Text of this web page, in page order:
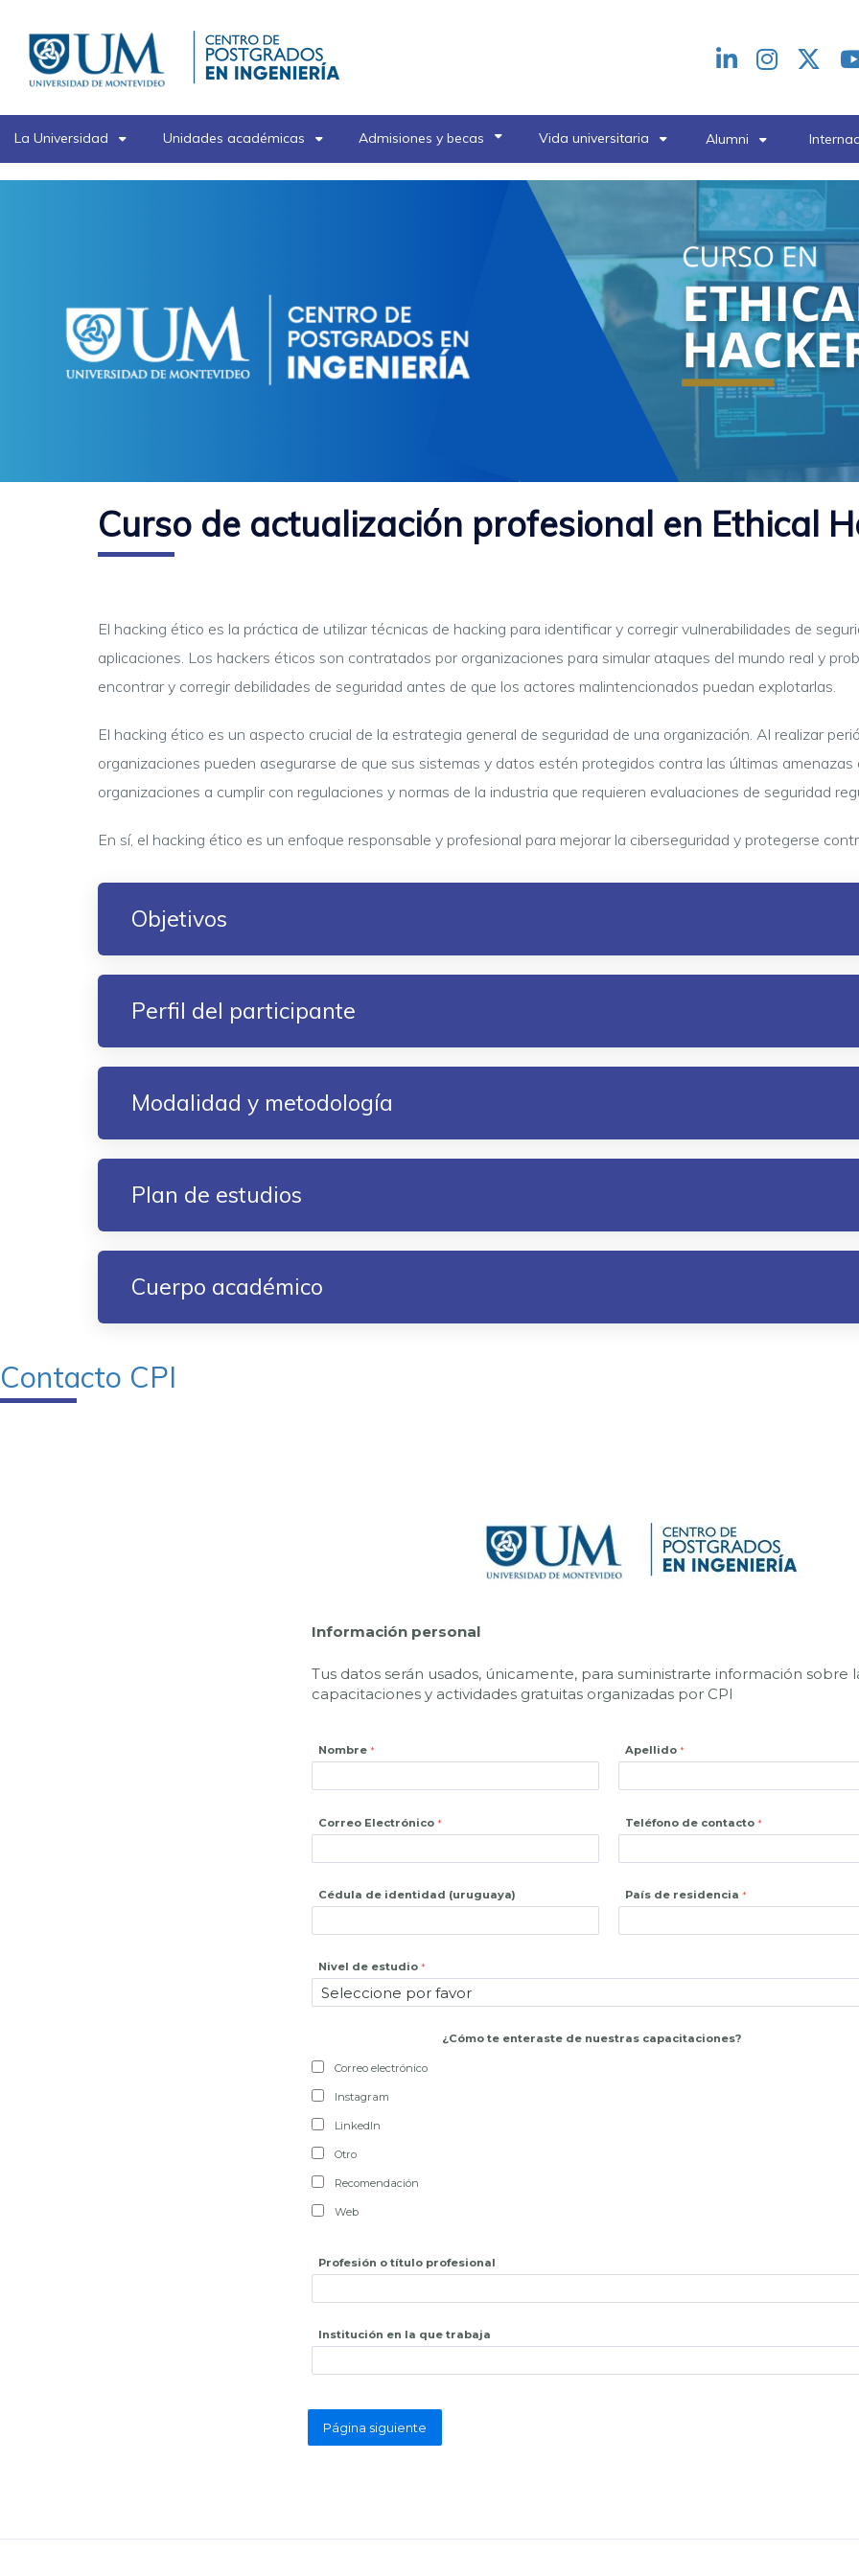
contenido
principal
Redes
header
La Universidad Unidades académicas Admisiones y becas Vida universitaria Alumni
Curso de actualización profesional en Ethical
El hacking ético es la práctica de utilizar técnicas de hacking para identificar y corregir vulnerabilidades de
aplicaciones. Los hackers éticos son contratados por organizaciones para simular ataques del mundo real y
encontrar y corregir debilidades de seguridad antes de que los actores malintencionados puedan explotarlas.
El hacking ético es un aspecto crucial de la estrategia general de seguridad de una organización. Al realizar
organizaciones pueden asegurarse de que sus sistemas y datos estén protegidos contra las últimas amenazas
organizaciones a cumplir con regulaciones y normas de la industria que requieren evaluaciones de seguridad
En sí, el hacking ético es un enfoque responsable y profesional para mejorar la ciberseguridad y protegerse
Objetivos
Perfil del participante
Modalidad y metodología
Plan de estudios
Cuerpo académico
Contacto CPI
Información personal
Tus datos serán usados, únicamente, para suministrarte información sobre
capacitaciones y actividades gratuitas organizadas por CPI
Nombre Apellido
Correo Electrónico Teléfono de contacto
Cédula de identidad (uruguaya) País de residencia
Nivel de estudio
¿Cómo te enteraste de nuestras capacitaciones?
Correo electrónico
Instagram
LinkedIn
Otro
Recomendación
Web
Profesión o título profesional
Institución en la que trabaja